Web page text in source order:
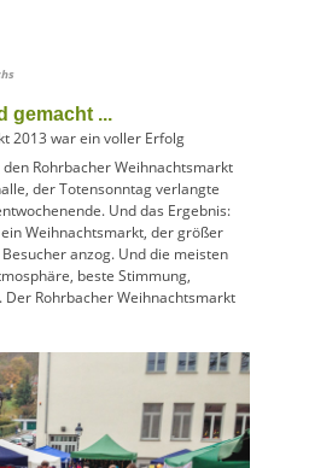
gemacht ...
2013 war ein voller Erfolg
Rohrbacher Weihnachtsmarkt
der Totensonntag verlangte
Und das Ergebnis:
Weihnachtsmarkt, der größer
anzog. Und die meisten
beste Stimmung,
Rohrbacher Weihnachtsmarkt